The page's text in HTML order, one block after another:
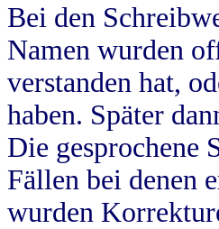
Bei den
Namen wurden
verstanden hat,
haben. Später
Die gesprochene
Fällen bei denen
wurden